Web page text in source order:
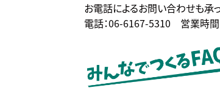
お電話によるお問い合わせも承っ
電話：06-6167-5310 営業時